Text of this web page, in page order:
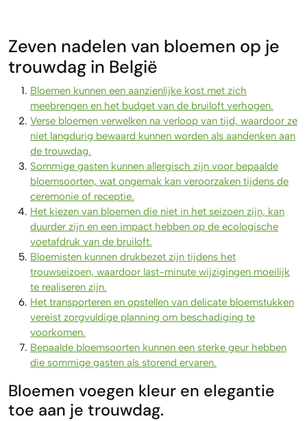
Zeven nadelen van bloemen op je
trouwdag in België
Bloemen kunnen een aanzienlijke kost met zich
meebrengen en het budget van de bruiloft verhogen.
Verse bloemen verwelken na verloop van tijd, waardoor ze
niet langdurig bewaard kunnen worden als aandenken aan
de trouwdag.
Sommige gasten kunnen allergisch zijn voor bepaalde
bloemsoorten, wat ongemak kan veroorzaken tijdens de
ceremonie of receptie.
Het kiezen van bloemen die niet in het seizoen zijn, kan
duurder zijn en een impact hebben op de ecologische
voetafdruk van de bruiloft.
Bloemisten kunnen drukbezet zijn tijdens het
trouwseizoen, waardoor last-minute wijzigingen moeilijk
te realiseren zijn.
Het transporteren en opstellen van delicate bloemstukken
vereist zorgvuldige planning om beschadiging te
voorkomen.
Bepaalde bloemsoorten kunnen een sterke geur hebben
die sommige gasten als storend ervaren.
Bloemen voegen kleur en elegantie
toe aan je trouwdag.